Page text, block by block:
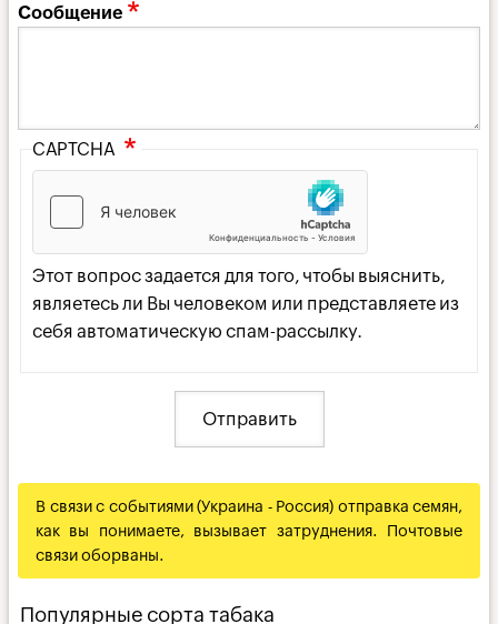
Сообщение
CAPTCHA
Этот вопрос задается для того, чтобы выяснить,
являетесь ли Вы человеком или представляете из
себя автоматическую спам-рассылку.
В связи с событиями (Украина - Россия) отправка семян,
как вы понимаете, вызывает затруднения. Почтовые
связи оборваны.
Популярные сорта табака